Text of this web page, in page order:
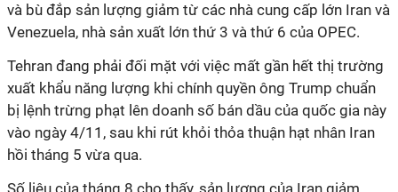
và bù đắp sản lượng giảm từ các nhà cung cấp lớn Iran và
Venezuela, nhà sản xuất lớn thứ 3 và thứ 6 của OPEC.
Tehran đang phải đối mặt với việc mất gần hết thị trường
xuất khẩu năng lượng khi chính quyền ông Trump chuẩn
bị lệnh trừng phạt lên doanh số bán dầu của quốc gia này
vào ngày 4/11, sau khi rút khỏi thỏa thuận hạt nhân Iran
hồi tháng 5 vừa qua.
Số liệu của tháng 8 cho thấy, sản lượng của Iran giảm